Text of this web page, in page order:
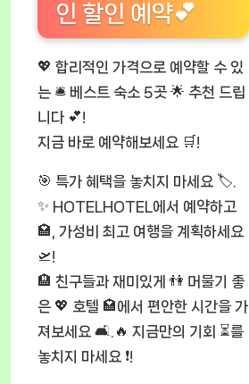
인 할인 예약💕
💖 합리적인 가격으로 예약할 수 있
는 🛎️ 베스트 숙소 5곳 🌟 추천 드립
니다 💕!
지금 바로 예약해보세요 🛒!
🎯 특가 혜택을 놓치지 마세요 🏷️.
✨ HOTELHOTEL에서 예약하고
🏩, 가성비 최고 여행을 계획하세요
🛫!
🏨 친구들과 재미있게 👫 머물기 좋
은 💖 호텔 🏩에서 편안한 시간을 가
져보세요 🛋️.🔥 지금만의 기회 ⏳를
놓치지 마세요 ❗!